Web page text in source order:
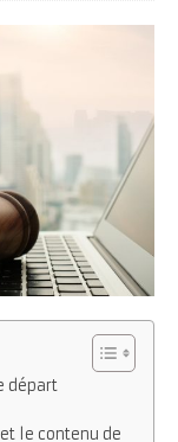
départ
le contenu de